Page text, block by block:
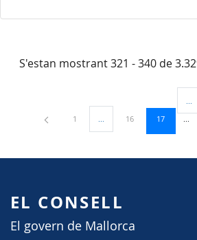
S'estan mostrant 321 - 340 de
Pàgina
1 ...Pàgines intermèdies
Pàgina
16 Pàgina
17
EL CONSELL
El govern de Mallorca